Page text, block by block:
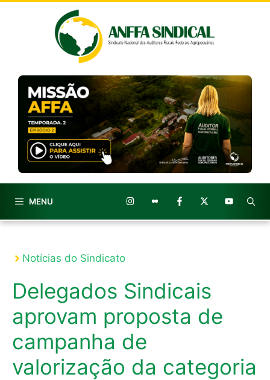
MENU
Notícias do Sindicato
Delegados Sindicais
aprovam proposta de
campanha de
valorização da categoria